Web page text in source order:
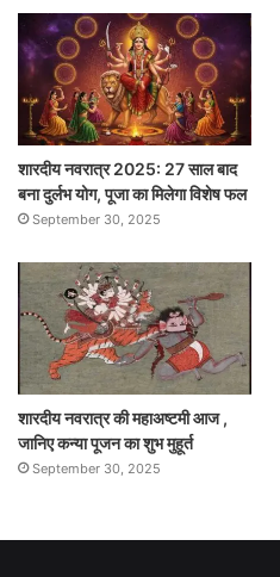
शारदीय नवरात्र 2025: 27 साल बाद
बना दुर्लभ योग, पूजा का मिलेगा विशेष फल
September 30, 2025
शारदीय नवरात्र की महाअष्टमी आज ,
जानिए कन्या पूजन का शुभ मुहूर्त
September 30, 2025